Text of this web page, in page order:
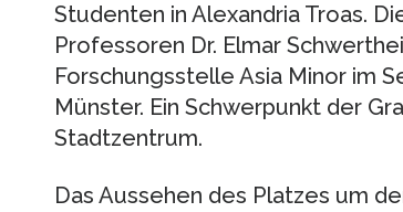
Studenten in Alexandria Troas.
Professoren Dr. Elmar
Forschungsstelle Asia Minor im
Münster. Ein Schwerpunkt der
Stadtzentrum.
Das Aussehen des Platzes um